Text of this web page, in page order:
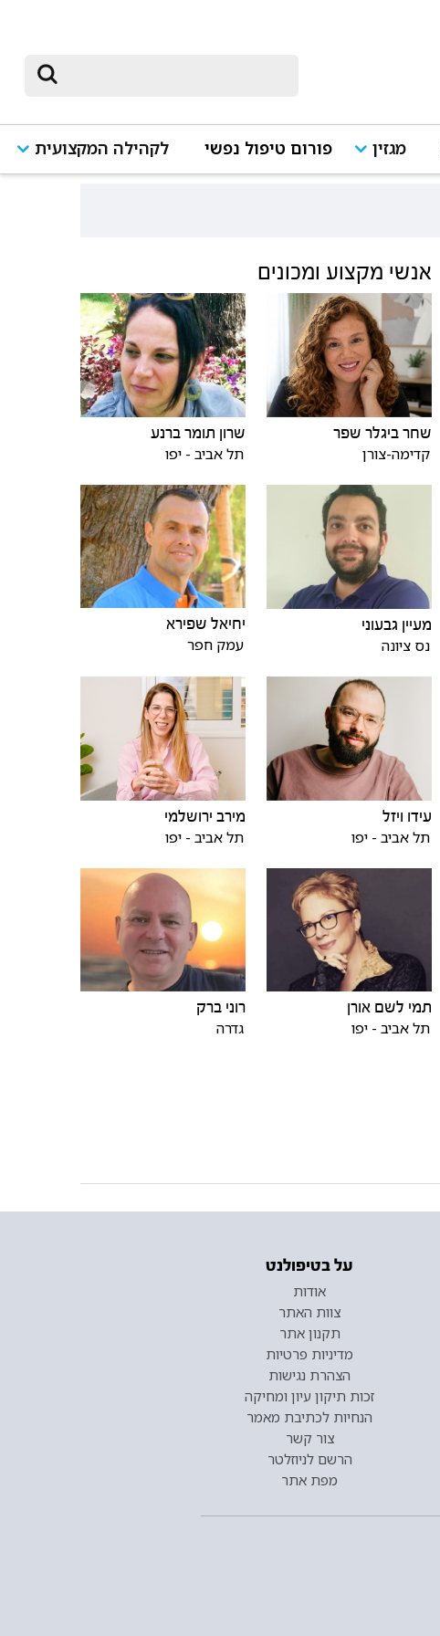
מגזין פורום טיפול נפשי לקהילה המקצועית
אנשי מקצוע ומכונים
שחר ביגלר שפר
קדימה-צורן
שרון תומר ברנע
תל אביב - יפו
מעיין גבעוני
נס ציונה
יחיאל שפירא
עמק חפר
עידו ויזל
תל אביב - יפו
מירב ירושלמי
תל אביב - יפו
תמי לשם אורן
תל אביב - יפו
רוני ברק
גדרה
על בטיפולנט
אודות
צוות האתר
תקנון אתר
מדיניות פרטיות
הצהרת נגישות
זכות תיקון עיון ומחיקה
הנחיות לכתיבת מאמר
צור קשר
הרשם לניוזלטר
מפת אתר